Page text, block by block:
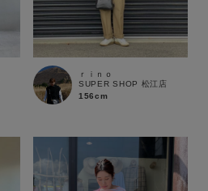
ｒｉｎｏ
SUPER SHOP 松江店
156cm